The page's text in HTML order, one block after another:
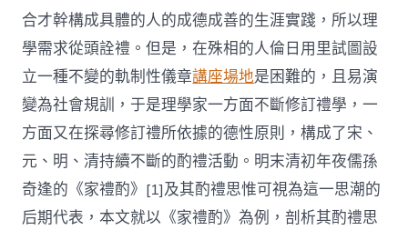
合才幹構成具體的人的成德成善的生涯實踐，所以理
學需求從頭詮禮。但是，在殊相的人倫日用里試圖設
立一種不變的軌制性儀章講座場地是困難的，且易演
變為社會規訓，于是理學家一方面不斷修訂禮學，一
方面又在探尋修訂禮所依據的德性原則，構成了宋、
元、明、清持續不斷的酌禮活動。明末清初年夜儒孫
奇逢的《家禮酌》[1]及其酌禮思惟可視為這一思潮的
后期代表，本文就以《家禮酌》為例，剖析其酌禮思